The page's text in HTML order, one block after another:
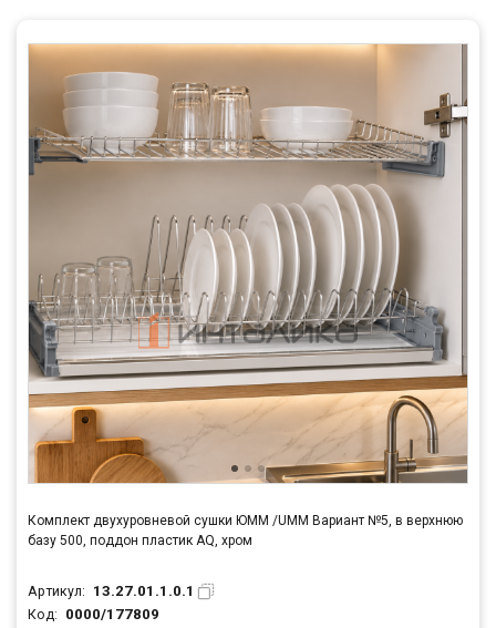
Комплект двухуровневой сушки ЮММ /UMM Вариант №5, в верхнюю
базу 500, поддон пластик AQ, хром
Артикул: 13.27.01.1.0.1
Код: 0000/177809